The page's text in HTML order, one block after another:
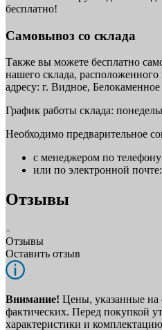
бесплатно!
Самовывоз со склада
Также вы можете бесплатно
нашего склада,
адресу: г. Видное,
График работы склада:
Необходимо предварительное
с менеджером по
или по электронной почте:
Отзывы
Отзывы
Оставить отзыв
Внимание! Цены, указанные на
фактических. Перед покупкой
характеристики и